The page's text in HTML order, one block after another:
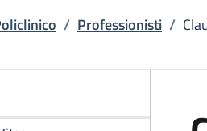
di pane
/ Professionisti /